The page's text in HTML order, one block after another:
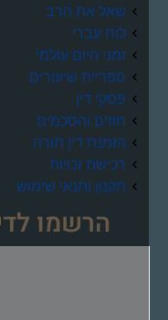
שאל את הרב
לוח עברי
זמני היום עולמי
ספריית שיעורים
פסקי דין
חוזים והסכמים
הזמנת דין תורה
רכישת זכויות
תקנון ותנאי שימוש
הרשמו